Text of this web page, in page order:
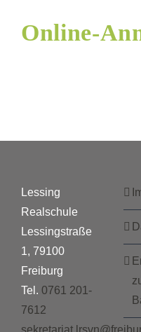
Online-
Lessing
Realschule
Lessingstraße
1, 79100
Freiburg
Tel. 0761 201-
7612